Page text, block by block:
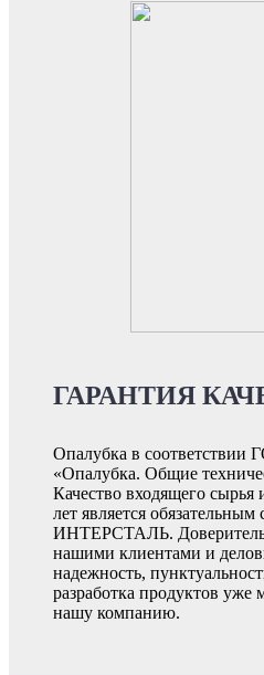
ГАРАНТИЯ
Опалубка в соответствии
«Опалубка. Общие
Качество входящего
лет является
ИНТЕРСТАЛЬ.
нашими клиентами и
надежность,
разработка продуктов уже
нашу компанию.